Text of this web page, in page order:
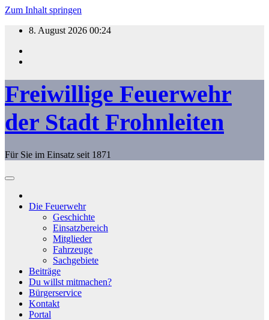
Zum Inhalt springen
8. August 2026 00:24
Freiwillige Feuerwehr
der Stadt Frohnleiten
Für Sie im Einsatz seit 1871
Die Feuerwehr
Geschichte
Einsatzbereich
Mitglieder
Fahrzeuge
Sachgebiete
Beiträge
Du willst mitmachen?
Bürgerservice
Kontakt
Portal